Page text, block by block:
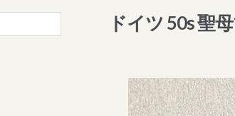
ドイツ 50s 聖